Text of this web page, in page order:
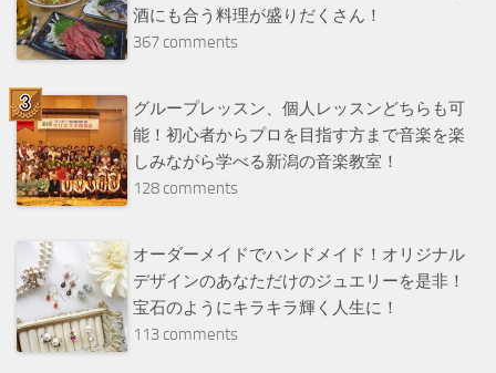
酒にも合う料理が盛りだくさん！
367 comments
グループレッスン、個人レッスンどちらも可
能！初心者からプロを目指す方まで音楽を楽
しみながら学べる新潟の音楽教室！
128 comments
オーダーメイドでハンドメイド！オリジナル
デザインのあなただけのジュエリーを是非！
宝石のようにキラキラ輝く人生に！
113 comments